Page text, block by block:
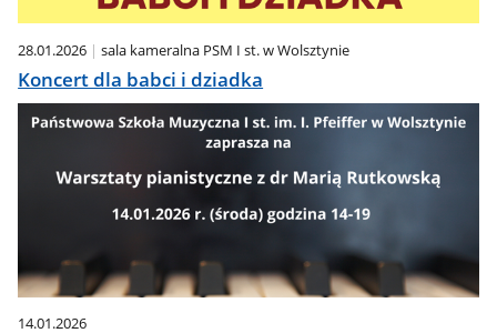
28.01.2026 sala kameralna PSM I st. w Wolsztynie
Koncert dla babci i dziadka
14.01.2026